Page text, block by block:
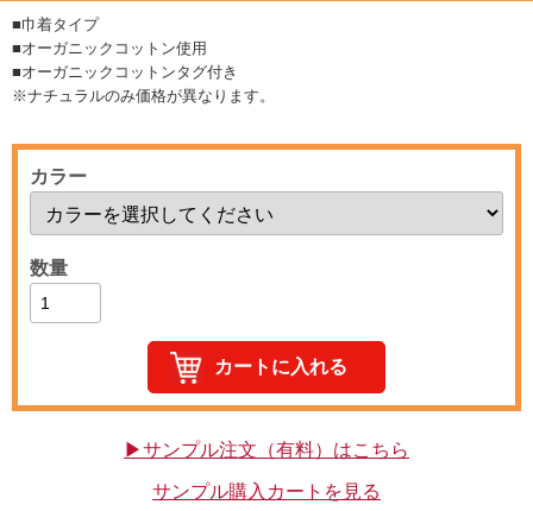
■巾着タイプ
■オーガニックコットン使用
■オーガニックコットンタグ付き
※ナチュラルのみ価格が異なります。
カラー
数量
▶サンプル注文（有料）はこちら
サンプル購入カートを見る